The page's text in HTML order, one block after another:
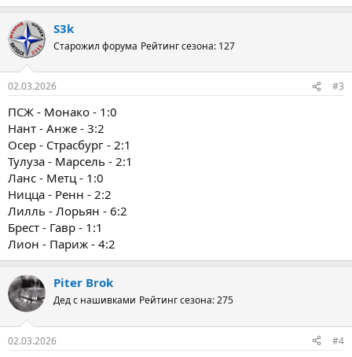
S3k
Старожил форума Рейтинг сезона: 127
02.03.2026 #3
ПСЖ - Монако - 1:0
Нант - Анже - 3:2
Осер - Страсбург - 2:1
Тулуза - Марсель - 2:1
Ланс - Метц - 1:0
Ницца - Ренн - 2:2
Лилль - Лорьян - 6:2
Брест - Гавр - 1:1
Лион - Париж - 4:2
Piter Brok
Дед с нашивками Рейтинг сезона: 275
02.03.2026 #4